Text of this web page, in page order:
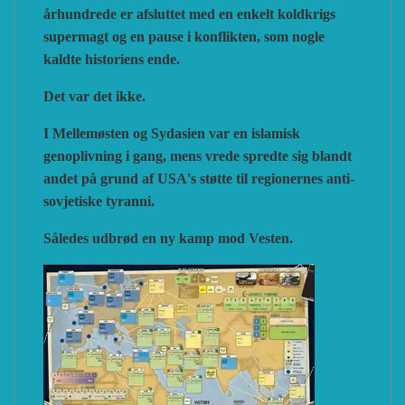
århundrede er afsluttet med en enkelt koldkrigs
supermagt og en pause i konflikten, som nogle
kaldte historiens ende.
Det var det ikke.
I Mellemøsten og Sydasien var en islamisk
genoplivning i gang, mens vrede spredte sig blandt
andet på grund af USA's støtte til regionernes anti-
sovjetiske tyranni.
Således udbrød en ny kamp mod Vesten.